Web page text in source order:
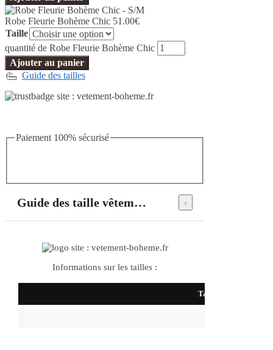
Robe Fleurie Bohème Chic 51.00€
Taille
quantité de Robe Fleurie Bohème Chic
Ajouter au panier
Guide des tailles
Paiement 100% sécurisé
Guide des taille vêtements bohème
Informations sur les tailles :
Taille